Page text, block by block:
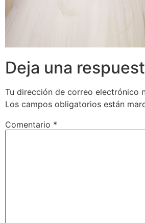
Deja una
Tu dirección de correo electrónico
Los campos obligatorios están
Comentario *